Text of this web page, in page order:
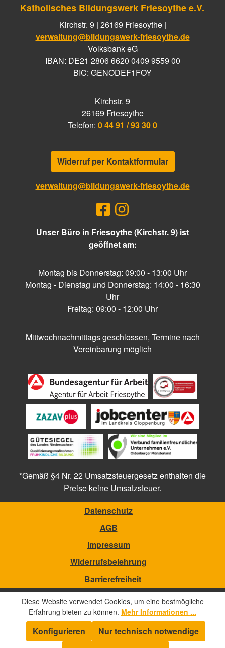
Katholisches Bildungswerk Friesoythe e.V.
Kirchstr. 9 | 26169 Friesoythe |
verwaltung@bildungswerk-friesoythe.de
Volksbank eG
IBAN: DE21 2806 6620 0409 9559 00
BIC: GENODEF1FOY
Kirchstr. 9
26169 Friesoythe
Telefon: 0 44 91 / 93 30 0
Widerruf per Kontaktformular
verwaltung@bildungswerk-friesoythe.de
Unser Büro in Friesoythe (Kirchstr. 9) ist
geöffnet am:
Montag bis Donnerstag: 09:00 - 13:00 Uhr
Montag - Dienstag und Donnerstag: 14:00 - 16:30
Uhr
Freitag: 09:00 - 12:00 Uhr
Mittwochnachmittags geschlossen, Termine nach
Vereinbarung möglich
*Gemäß §4 Nr. 22 Umsatzsteuergesetz enthalten die
Preise keine Umsatzsteuer.
Datenschutz
AGB
Impressum
Widerrufsbelehrung
Barrierefreiheit
Diese Website verwendet Cookies, um eine bestmögliche
Erfahrung bieten zu können. Mehr Informationen ...
Nur technisch notwendige
Konfigurieren